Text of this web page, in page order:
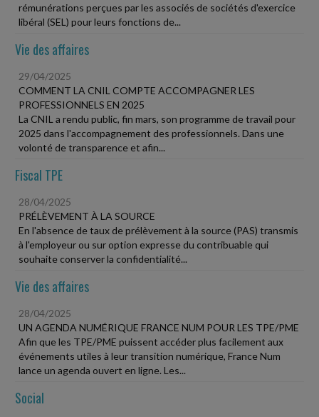
rémunérations perçues par les associés de sociétés d'exercice
libéral (SEL) pour leurs fonctions de...
Vie des affaires
29/04/2025
COMMENT LA CNIL COMPTE ACCOMPAGNER LES
PROFESSIONNELS EN 2025
La CNIL a rendu public, fin mars, son programme de travail pour
2025 dans l'accompagnement des professionnels. Dans une
volonté de transparence et afin...
Fiscal TPE
28/04/2025
PRÉLÈVEMENT À LA SOURCE
En l'absence de taux de prélèvement à la source (PAS) transmis
à l'employeur ou sur option expresse du contribuable qui
souhaite conserver la confidentialité...
Vie des affaires
28/04/2025
UN AGENDA NUMÉRIQUE FRANCE NUM POUR LES TPE/PME
Afin que les TPE/PME puissent accéder plus facilement aux
événements utiles à leur transition numérique, France Num
lance un agenda ouvert en ligne. Les...
Social